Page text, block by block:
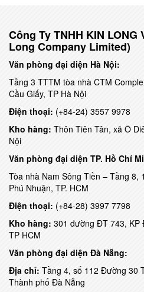
Công Ty TNHH KIN LONG
Long Company Limited)
Văn phòng đại diện Hà Nội:
Tầng 3 TTTM tòa nhà CTM
Cầu Giấy, TP Hà Nội
Điện thoại: (+84-24) 3557 9978
Kho hàng: Thôn Tiên Tân, xã Ô
Nội
Văn phòng đại diện TP. Hồ Chí
Tòa nhà Nam Sông Tiền – Tầng 8,
Phú Nhuận, TP. HCM
Điện thoại: (+84-28) 3997 7798
Kho hàng: 301 đường ĐT 743, KP
TP HCM
Văn phòng đại diện Đà Nẵng:
Địa chỉ: Tầng 4, số 112 Đường 30
Thành phố Đà Nẵng